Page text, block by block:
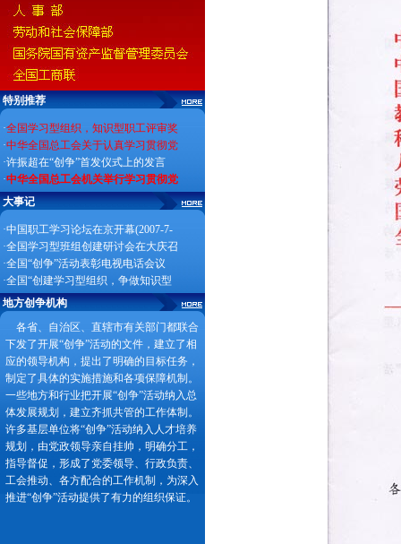
特别推荐
·全国学习型组织，知识型职工评审奖
·中华全国总工会关于认真学习贯彻党
·许振超在“创争”首发仪式上的发言
·中华全国总工会机关举行学习贯彻党
大事记
·中国职工学习论坛在京开幕(2007-7-
·全国学习型班组创建研讨会在大庆召
·全国“创争”活动表彰电视电话会议
·全国“创建学习型组织，争做知识型
地方创争机构
各省、自治区、直辖市有关部门都联合
下发了开展“创争”活动的文件，建立了相
应的领导机构，提出了明确的目标任务，
制定了具体的实施措施和各项保障机制。
一些地方和行业把开展“创争”活动纳入总
体发展规划，建立齐抓共管的工作体制。
许多基层单位将“创争”活动纳入人才培养
规划，由党政领导亲自挂帅，明确分工，
指导督促，形成了党委领导、行政负责、
工会推动、各方配合的工作机制，为深入
推进“创争”活动提供了有力的组织保证。